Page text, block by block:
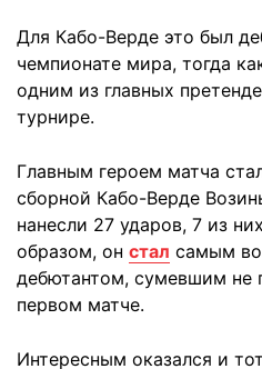
Для Кабо-Верде это был
чемпионате мира, тогда
одним из главных
турнире.
Главным героем матча
сборной Кабо-Верде
нанесли 27 ударов, 7 из
образом, он стал самым
дебютантом, сумевшим не
первом матче.
Интересным оказался и